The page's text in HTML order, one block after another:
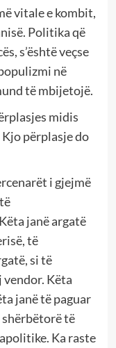
vitale e kombit,
Politika që
s’është veçse
në
të mbijetojë.
midis
përplasje do
i gjejmë
janë argatë
të
si të
Këta
janë të paguar
të
Ka raste